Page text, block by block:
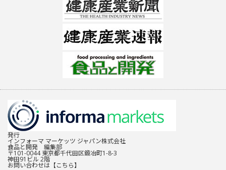
発行
インフォーマ マーケッツ ジャパン株式会社
食品と開発 編集部
〒101-0044 東京都千代田区鍛冶町1-8-3
神田91ビル 2階
お問い合わせは 【こちら】